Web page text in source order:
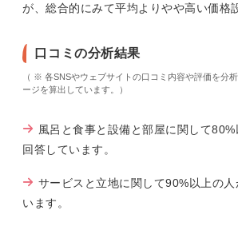
が、総合的にみて平均よりやや高い価格
口コミの分析結果
（ ※ 各SNSやウェブサイトの口コミ内容や評価を分
ージを算出しています。）
風呂と食事と設備と部屋に関して
回答しています。
サービスと立地に関して90%以上の
います。